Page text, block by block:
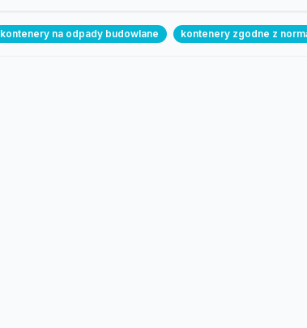
kontenery na odpady budowlane kontenery zgodne z